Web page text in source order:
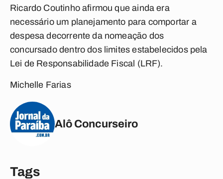
Ricardo Coutinho afirmou que ainda era
necessário um planejamento para comportar a
despesa decorrente da nomeação dos
concursado dentro dos limites estabelecidos pela
Lei de Responsabilidade Fiscal (LRF).
Michelle Farias
Alô Concurseiro
Tags